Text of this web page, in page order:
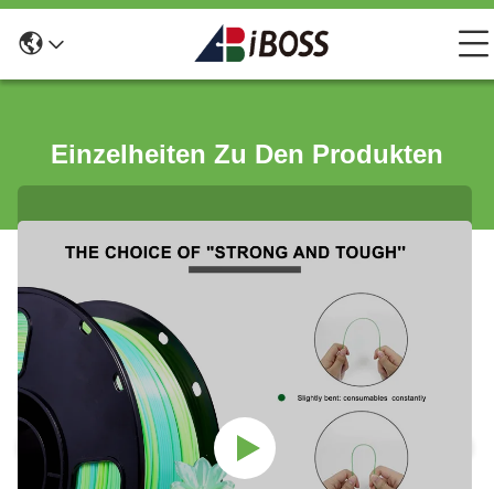
Einzelheiten Zu Den Produkten